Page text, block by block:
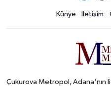
Künye İletişim
Çukurova Metropol, Adana'nın